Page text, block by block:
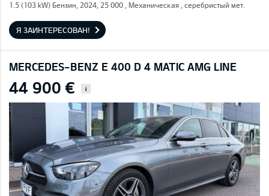
1.5 (103 kW) Бензин, 2024, 25 000 , Механическая , серебристый мет.
Я ЗАИНТЕРЕСОВАН!
MERCEDES-BENZ E 400 D 4 MATIC AMG LINE
44 900 € i